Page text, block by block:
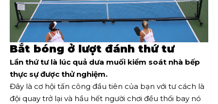
Bắt bóng ở lượt đánh thứ tư
Lần thứ tư là lúc quả dưa muối kiểm soát nhà bếp
thực sự được thử nghiệm.
Đây là cơ hội tấn công đầu tiên của bạn với tư cách là
đội quay trở lại và hầu hết người chơi đều thổi bay nó